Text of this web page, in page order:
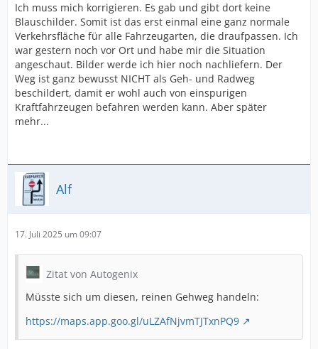
Ich muss mich korrigieren. Es gab und gibt dort keine
Blauschilder. Somit ist das erst einmal eine ganz normale
Verkehrsfläche für alle Fahrzeugarten, die draufpassen. Ich
war gestern noch vor Ort und habe mir die Situation
angeschaut. Bilder werde ich hier noch nachliefern. Der
Weg ist ganz bewusst NICHT als Geh- und Radweg
beschildert, damit er wohl auch von einspurigen
Kraftfahrzeugen befahren werden kann. Aber später
mehr...
Alf
17. Juli 2025 um 09:07
Zitat von Autogenix
Müsste sich um diesen, reinen Gehweg handeln:
https://maps.app.goo.gl/uLZAfNjvmTJTxnPQ9